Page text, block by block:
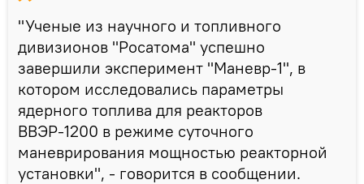
"Ученые из научного и топливного
дивизионов "Росатома" успешно
завершили эксперимент "Маневр-1", в
котором исследовались параметры
ядерного топлива для реакторов
ВВЭР-1200 в режиме суточного
маневрирования мощностью реакторной
установки", - говорится в сообщении.